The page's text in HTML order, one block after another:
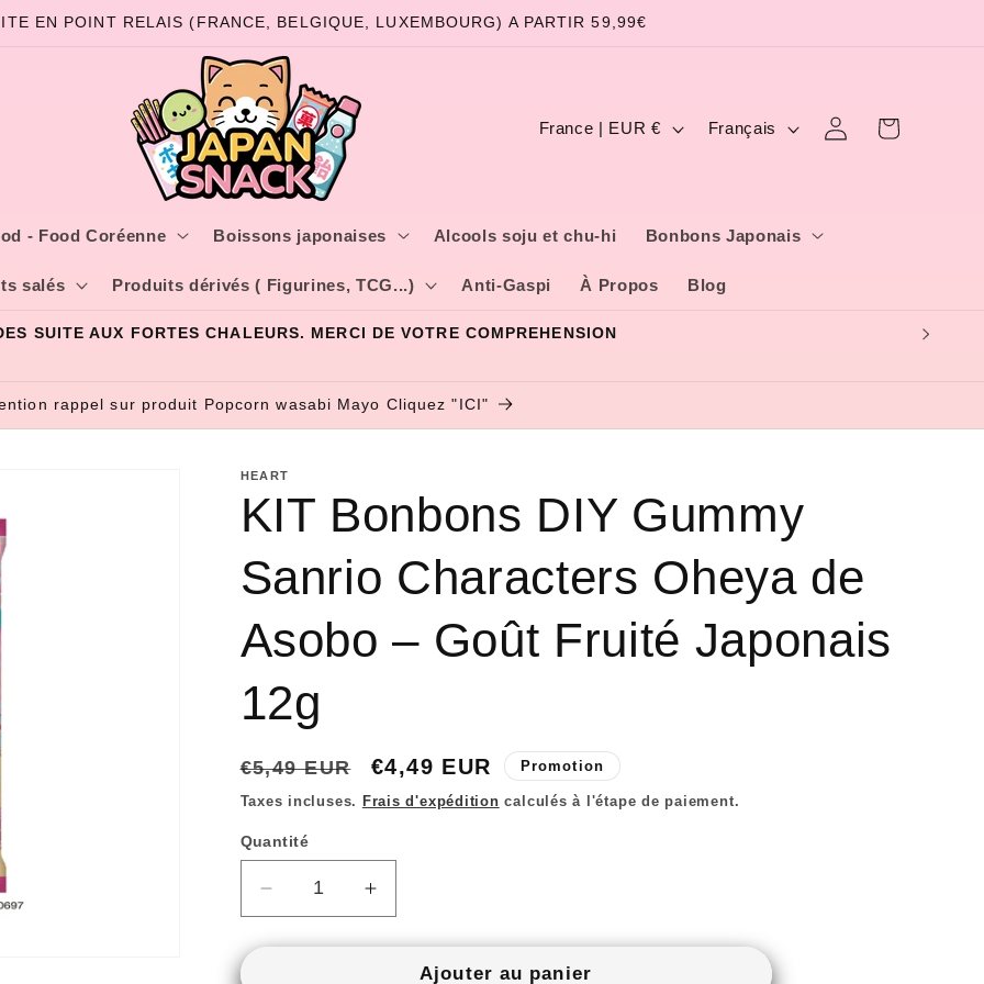
EN POINT RELAIS (FRANCE, BELGIQUE, LUXEMBOURG) A PARTIR 59,99€
- Food Coréenne Boissons japonaises Alcools soju et chu-hi Bonbons Japonais
salés Produits dérivés ( Figurines, TCG...) Anti-Gaspi À Propos Blog
P
s
é
i
France | EUR €
g
u
Français ConnexionPanier
LIVRAISON RAPIDE DEPUIS LA FRANCE
rappel sur produit Popcorn wasabi Mayo Cliquez "ICI"
HEART
KIT Bonbons DIY Gummy
Sanrio Characters Oheya de
Asobo – Goût Fruité Japonais
12g
Prix
habituel
€5,49 EUR
Prix
promotionnel
€4,49 EUR Promotion
Taxes incluses. Frais d'expédition calculés à l'étape de paiement.
Quantité
Quantité
Réduire
la
quantité
Augmenter
la
quantité
Ajouter au panier